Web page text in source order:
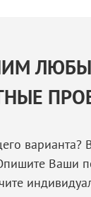
варианта?
Ваши